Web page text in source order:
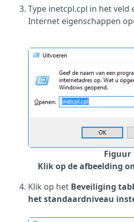
Type inetcpl.cpl in het veld
Internet eigenschappen
Figuur
Klik op de afbeelding
Klik op het Beveiliging
het standaardniveau